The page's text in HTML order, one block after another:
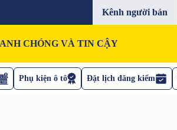
Kênh người bán
CHÓNG VÀ TIN CẬY
Phụ kiện ô tô Đặt lịch đăng kiểm